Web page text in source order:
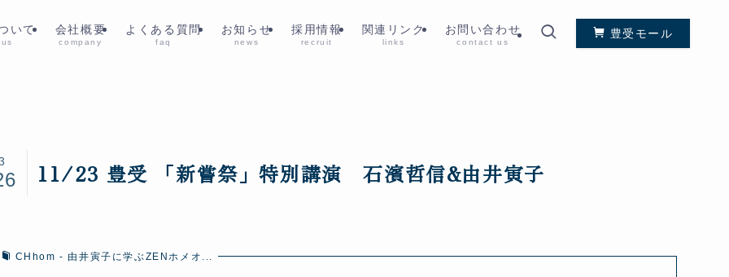
いて 会社概要
company
よくある質問
faq
お知らせ
news
採用情報
recruit
関連リンク
links
お問い合わせ
contact us
豊受モール
11/23 豊受 「新嘗祭」特別講演 石濱哲信&由井寅子
CHhom - 由井寅子に学ぶZENホメオ...